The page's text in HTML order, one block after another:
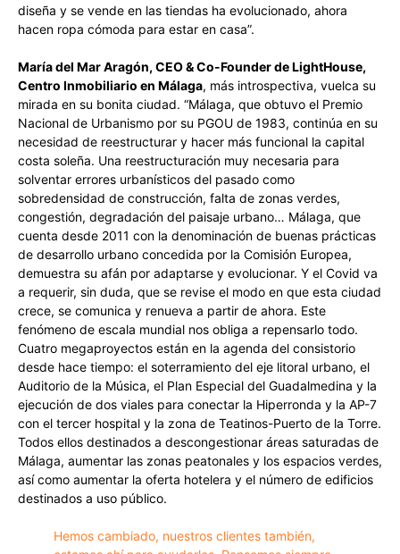
diseña y se vende en las tiendas ha evolucionado, ahora
hacen ropa cómoda para estar en casa”.
María del Mar Aragón, CEO & Co-Founder de LightHouse,
Centro Inmobiliario en Málaga, más introspectiva, vuelca su
mirada en su bonita ciudad. “Málaga, que obtuvo el Premio
Nacional de Urbanismo por su PGOU de 1983, continúa en su
necesidad de reestructurar y hacer más funcional la capital
costa soleña. Una reestructuración muy necesaria para
solventar errores urbanísticos del pasado como
sobredensidad de construcción, falta de zonas verdes,
congestión, degradación del paisaje urbano… Málaga, que
cuenta desde 2011 con la denominación de buenas prácticas
de desarrollo urbano concedida por la Comisión Europea,
demuestra su afán por adaptarse y evolucionar. Y el Covid va
a requerir, sin duda, que se revise el modo en que esta ciudad
crece, se comunica y renueva a partir de ahora. Este
fenómeno de escala mundial nos obliga a repensarlo todo.
Cuatro megaproyectos están en la agenda del consistorio
desde hace tiempo: el soterramiento del eje litoral urbano, el
Auditorio de la Música, el Plan Especial del Guadalmedina y la
ejecución de dos viales para conectar la Hiperronda y la AP-7
con el tercer hospital y la zona de Teatinos-Puerto de la Torre.
Todos ellos destinados a descongestionar áreas saturadas de
Málaga, aumentar las zonas peatonales y los espacios verdes,
así como aumentar la oferta hotelera y el número de edificios
destinados a uso público.
Hemos cambiado, nuestros clientes también,